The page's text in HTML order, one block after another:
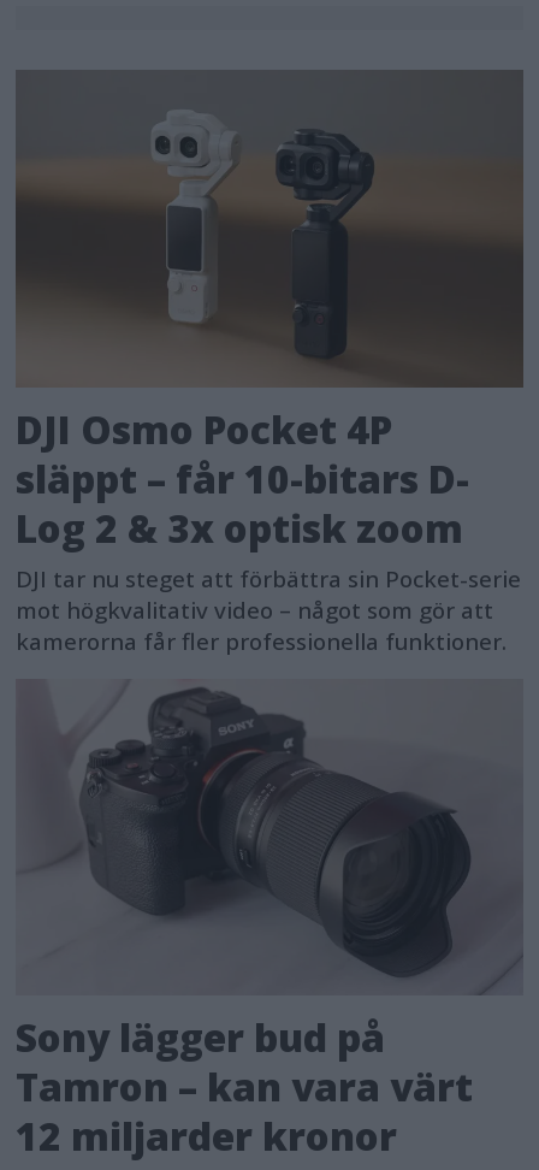
DJI Osmo Pocket 4P
släppt – får 10-bitars D-
Log 2 & 3x optisk zoom
DJI tar nu steget att förbättra sin Pocket-serie
mot högkvalitativ video – något som gör att
kamerorna får fler professionella funktioner.
Sony lägger bud på
Tamron – kan vara värt
12 miljarder kronor